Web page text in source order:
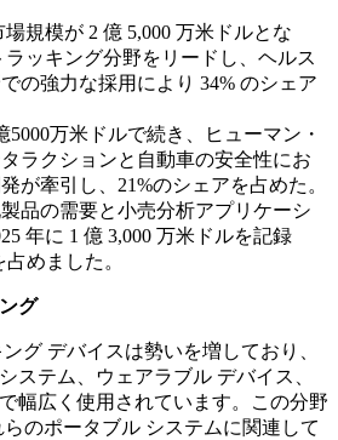
規模が 2 億 5,000 万米ドルとな
ラッキング分野をリードし、ヘルス
の強力な採用により 34% のシェア
5000万米ドルで続き、ヒューマン・
ラクションと自動車の安全性にお
が牽引し、21%のシェアを占めた。
品の需要と小売分析アプリケーシ
年に 1 億 3,000 万米ドルを記録
めました。
グ
グ デバイスは勢いを増しており、
ステム、ウェアラブル デバイス、
幅広く使用されています。この分野
のポータブル システムに関連して